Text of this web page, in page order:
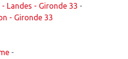
Landes - Gironde 33 -
- Gironde 33
-